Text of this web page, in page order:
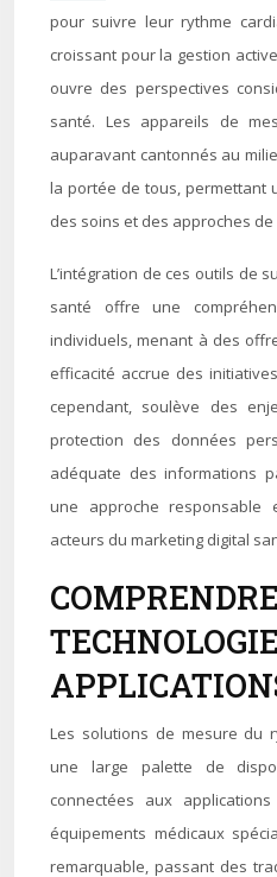
pour suivre leur rythme
croissant pour la gestion
ouvre des perspectives
santé. Les appareils de
auparavant cantonnés au
la portée de tous, permettant
des soins et des approches
L’intégration de ces outils de
santé offre une
individuels, menant à des
efficacité accrue des
cependant, soulève des
protection des données
adéquate des informations
une approche
acteurs du marketing digital
Les solutions de mesure du
une large palette de
connectées aux
équipements médicaux
remarquable, passant des